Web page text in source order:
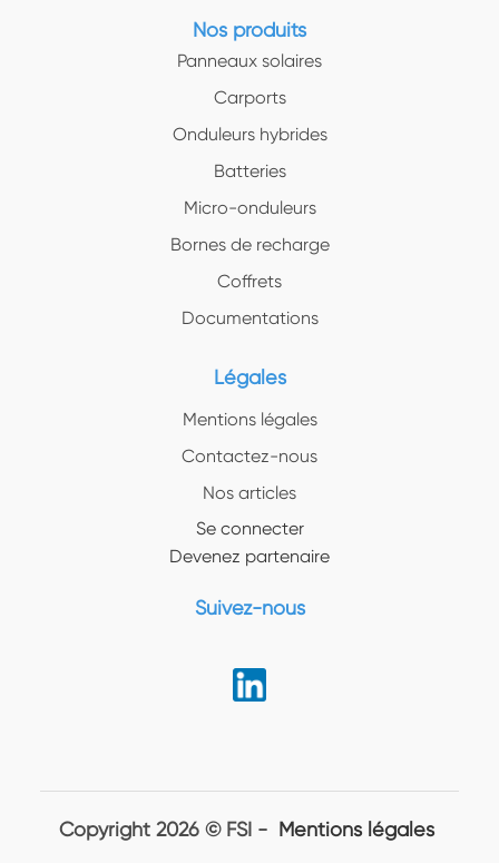
Nos produits
Panneaux solaires
Carports
Onduleurs hybrides
Batteries
Micro-onduleurs
Bornes de recharge
Coffrets
Documentations
Légales
Mentions légales
Contactez-nous
Nos articles
Se connecter
Devenez partenaire
Suivez-nous
Copyright 2026 © FSI - Mentions légales